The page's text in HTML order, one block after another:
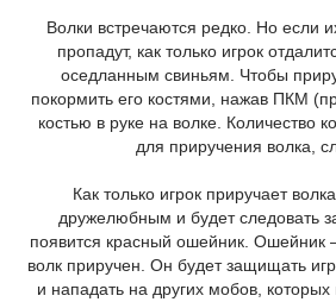
Волки встречаются редко. Но если
пропадут, как только игрок
оседланным свиньям. Чтобы
покормить его костями, нажав ПКМ
костью в руке на волке. Количество
для приручения волка,
Как только игрок приручает
дружелюбным и будет следовать
появится красный ошейник. Ошейник
волк приручен. Он будет защищать
и нападать на других мобов,